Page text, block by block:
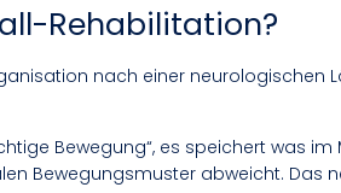
Rehabilitation?
nach einer neurologischen
Bewegung“, es speichert was im
Bewegungsmuster abweicht. Das